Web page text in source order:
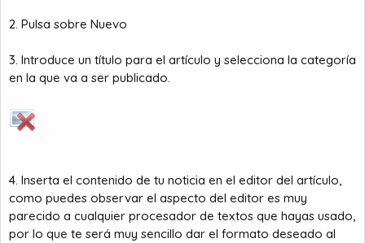
2. Pulsa sobre Nuevo
3. Introduce un título para el artículo y selecciona la categoría
en la que va a ser publicado.
4. Inserta el contenido de tu noticia en el editor del artículo,
como puedes observar el aspecto del editor es muy
parecido a cualquier procesador de textos que hayas usado,
por lo que te será muy sencillo dar el formato deseado al